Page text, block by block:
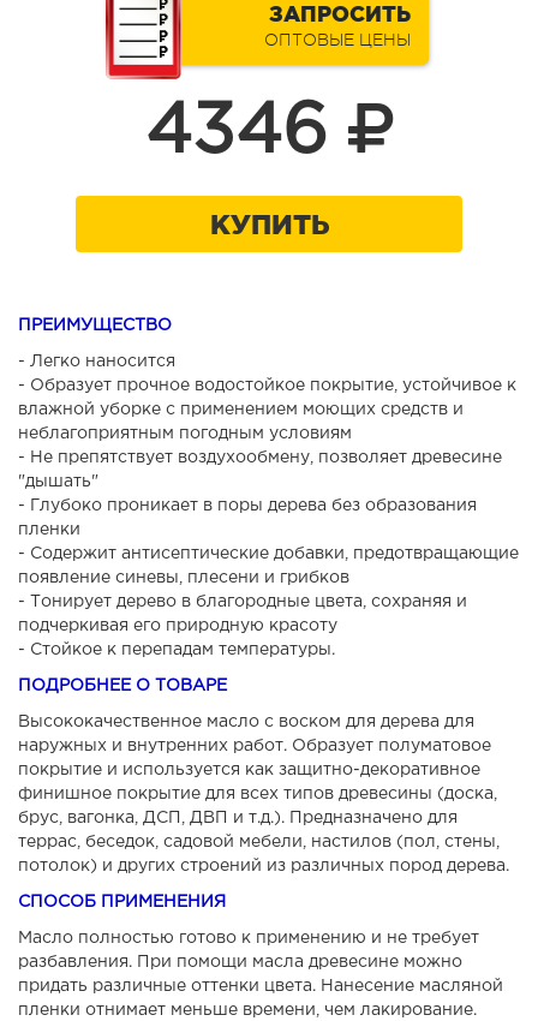
ЗАПРОСИТЬ
ОПТОВЫЕ ЦЕНЫ
4346
КУПИТЬ
ПРЕИМУЩЕСТВО
- Легко наносится
- Образует прочное водостойкое покрытие, устойчивое к
влажной уборке с применением моющих средств и
неблагоприятным погодным условиям
- Не препятствует воздухообмену, позволяет древесине
"дышать"
- Глубоко проникает в поры дерева без образования
пленки
- Содержит антисептические добавки, предотвращающие
появление синевы, плесени и грибков
- Тонирует дерево в благородные цвета, сохраняя и
подчеркивая его природную красоту
- Стойкое к перепадам температуры.
ПОДРОБНЕЕ О ТОВАРЕ
Высококачественное масло с воском для дерева для
наружных и внутренних работ. Образует полуматовое
покрытие и используется как защитно-декоративное
финишное покрытие для всех типов древесины (доска,
брус, вагонка, ДСП, ДВП и т.д.). Предназначено для
террас, беседок, садовой мебели, настилов (пол, стены,
потолок) и других строений из различных пород дерева.
СПОСОБ ПРИМЕНЕНИЯ
Масло полностью готово к применению и не требует
разбавления. При помощи масла древесине можно
придать различные оттенки цвета. Нанесение масляной
пленки отнимает меньше времени, чем лакирование.